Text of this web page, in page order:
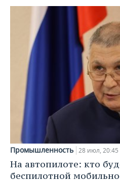
Промышленность 28 июл, 20:45
На автопилоте: кто
беспилотной